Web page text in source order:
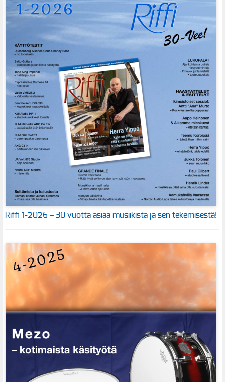
Riffi 1-2026 – 30 vuotta asiaa musiikista ja sen tekemisestä!